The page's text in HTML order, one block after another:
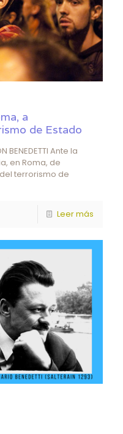
a
de Estado
BENEDETTI Ante la
en Roma, de
terrorismo de
Leer más